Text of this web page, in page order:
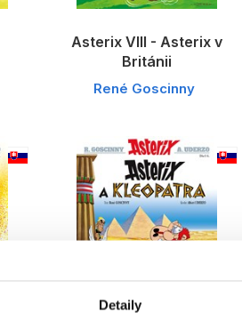
Detaily
Asterix VIII - Asterix v
Británii
René Goscinny